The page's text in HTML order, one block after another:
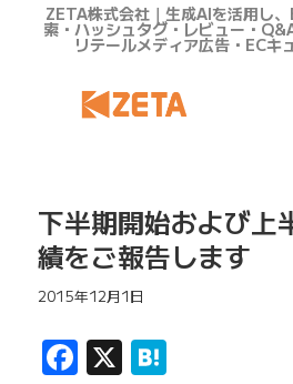
ZETA株式会社｜生成AIを活用し
索・ハッシュタグ・レビュー・
リテールメディア広告・ECキ
下半期開始および上
績をご報告します
2015年12月1日
Facebook
X Hatena